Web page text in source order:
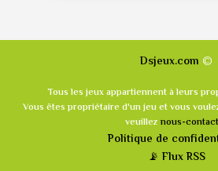
Dsjeux.com ©
Tous les jeux appartiennent à leurs
Vous êtes propriétaire d'un jeu et vous
veuillez nous-
Politique de
📡 Flux RSS